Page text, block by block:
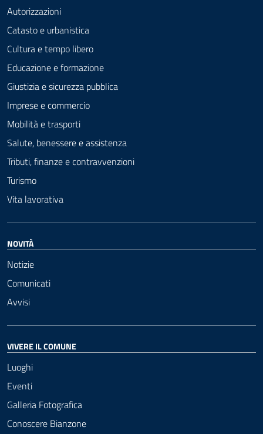
Autorizzazioni
Catasto e urbanistica
Cultura e tempo libero
Educazione e formazione
Giustizia e sicurezza pubblica
Imprese e commercio
Mobilità e trasporti
Salute, benessere e assistenza
Tributi, finanze e contravvenzioni
Turismo
Vita lavorativa
NOVITÀ
Notizie
Comunicati
Avvisi
VIVERE IL COMUNE
Luoghi
Eventi
Galleria Fotografica
Conoscere Bianzone